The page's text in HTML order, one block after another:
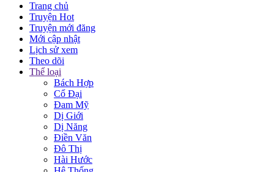
Trang chủ
Truyện Hot
Truyện mới đăng
Mới cập nhật
Lịch sử xem
Theo dõi
Thể loại
Bách Hợp
Cổ Đại
Đam Mỹ
Dị Giới
Dị Năng
Điền Văn
Đô Thị
Hài Hước